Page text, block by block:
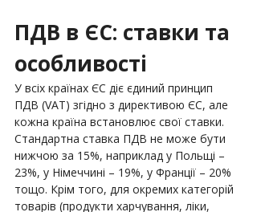
ПДВ в ЄС: ставки та
особливості
У всіх країнах ЄС діє єдиний принцип
ПДВ (VAT) згідно з директивою ЄС, але
кожна країна встановлює свої ставки.
Стандартна ставка ПДВ не може бути
нижчою за 15%, наприклад у Польщі –
23%, у Німеччині – 19%, у Франції – 20%
тощо. Крім того, для окремих категорій
товарів (продукти харчування, ліки,